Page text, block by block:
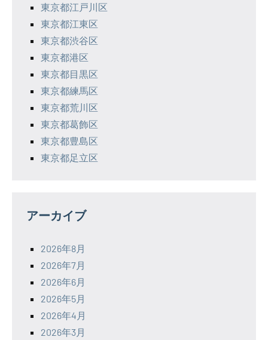
東京都江戸川区
東京都江東区
東京都渋谷区
東京都港区
東京都目黒区
東京都練馬区
東京都荒川区
東京都葛飾区
東京都豊島区
東京都足立区
アーカイブ
2026年8月
2026年7月
2026年6月
2026年5月
2026年4月
2026年3月